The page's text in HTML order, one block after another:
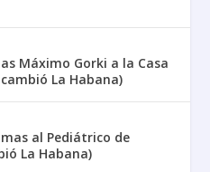
Máximo Gorki a la Casa
La Habana)
al Pediátrico de
La Habana)